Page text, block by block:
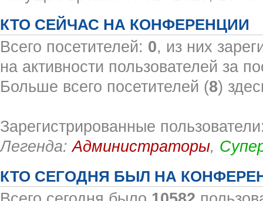
КТО СЕЙЧАС НА КОНФЕРЕНЦИИ
Всего посетителей: 0, из них
на активности пользователей за
Больше всего посетителей (8)
Зарегистрированные
Легенда:Администраторы,
КТО СЕГОДНЯ БЫЛ НА